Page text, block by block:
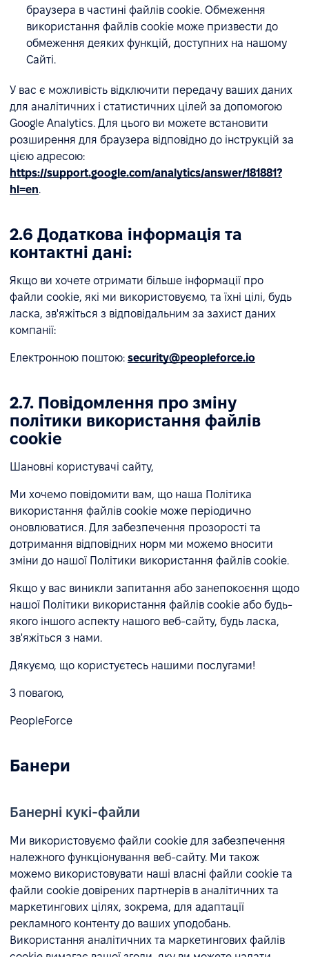
браузера в частині файлів cookie. Обмеження
використання файлів cookie може призвести до
обмеження деяких функцій, доступних на нашому
Сайті.
У вас є можливість відключити передачу ваших даних
для аналітичних і статистичних цілей за допомогою
Google Analytics. Для цього ви можете встановити
розширення для браузера відповідно до інструкцій за
цією адресою:
https://support.google.com/analytics/answer/181881?
hl=en.
2.6 Додаткова інформація та
контактні дані:
Якщо ви хочете отримати більше інформації про
файли cookie, які ми використовуємо, та їхні цілі, будь
ласка, зв'яжіться з відповідальним за захист даних
компанії:
Електронною поштою: security@peopleforce.io
2.7. Повідомлення про зміну
політики використання файлів
cookie
Шановні користувачі сайту,
Ми хочемо повідомити вам, що наша Політика
використання файлів cookie може періодично
оновлюватися. Для забезпечення прозорості та
дотримання відповідних норм ми можемо вносити
зміни до нашої Політики використання файлів cookie.
Якщо у вас виникли запитання або занепокоєння щодо
нашої Політики використання файлів cookie або будь-
якого іншого аспекту нашого веб-сайту, будь ласка,
зв'яжіться з нами.
Дякуємо, що користуєтесь нашими послугами!
З повагою,
PeopleForce
Банери
Банерні кукі-файли
Ми використовуємо файли cookie для забезпечення
належного функціонування веб-сайту. Ми також
можемо використовувати наші власні файли cookie та
файли cookie довірених партнерів в аналітичних та
маркетингових цілях, зокрема, для адаптації
рекламного контенту до ваших уподобань.
Використання аналітичних та маркетингових файлів